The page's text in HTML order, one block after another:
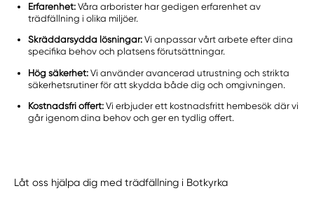
Erfarenhet: Våra arborister har gedigen erfarenhet av
trädfällning i olika miljöer.
Skräddarsydda lösningar: Vi anpassar vårt arbete efter dina
specifika behov och platsens förutsättningar.
Hög säkerhet: Vi använder avancerad utrustning och strikta
säkerhetsrutiner för att skydda både dig och omgivningen.
Kostnadsfri offert: Vi erbjuder ett kostnadsfritt hembesök där vi
går igenom dina behov och ger en tydlig offert.
Låt oss hjälpa dig med trädfällning i Botkyrka